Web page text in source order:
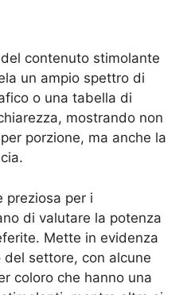
contenuto stimolante
un ampio spettro di
o una tabella di
mostrando non
porzione, ma anche la
preziosa per i
di valutare la potenza
Mette in evidenza
del settore, con alcune
coloro che hanno una